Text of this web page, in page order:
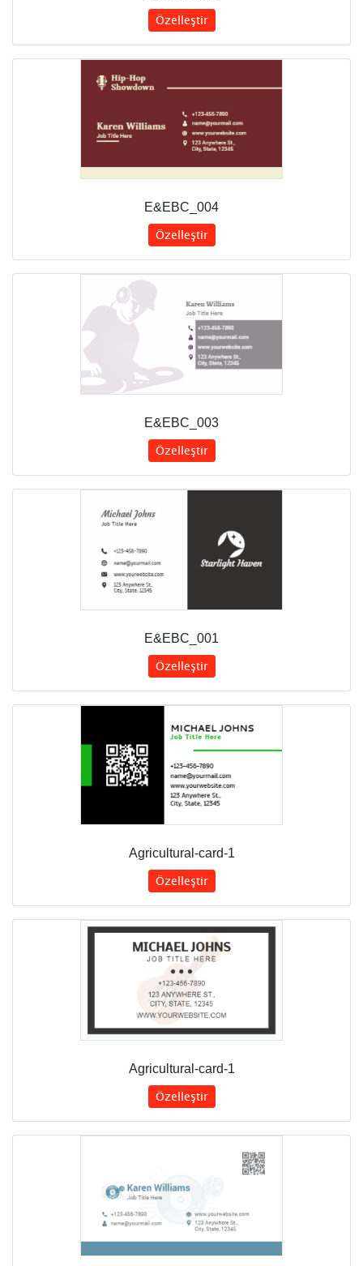
Özelleştir
E&EBC_004
Özelleştir
E&EBC_003
Özelleştir
E&EBC_001
Özelleştir
Agricultural-card-1
Özelleştir
Agricultural-card-1
Özelleştir